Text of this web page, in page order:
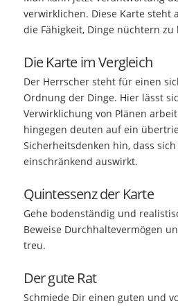
verwirklichen. Diese Karte steht
die Fähigkeit, Dinge nüchtern zu
Die Karte im Vergleich
Der Herrscher steht für einen
Ordnung der Dinge. Hier lässt
Verwirklichung von Plänen
hingegen deuten auf ein
Sicherheitsdenken hin, dass
einschränkend auswirkt.
Quintessenz der Karte
Gehe bodenständig und
Beweise Durchhaltevermögen
treu.
Der gute Rat
Schmiede Dir einen guten und